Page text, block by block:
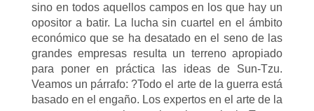
sino en todos aquellos campos en los que hay un
opositor a batir. La lucha sin cuartel en el ámbito
económico que se ha desatado en el seno de las
grandes empresas resulta un terreno apropiado
para poner en práctica las ideas de Sun-Tzu.
Veamos un párrafo: ?Todo el arte de la guerra está
basado en el engaño. Los expertos en el arte de la